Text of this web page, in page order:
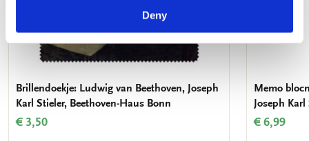
Deny
Brillendoekje: Ludwig van Beethoven, Joseph
Karl Stieler, Beethoven-Haus Bonn
€ 3,50
Memo
Joseph
€ 6,99